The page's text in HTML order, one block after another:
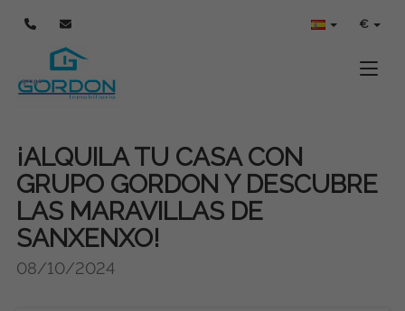
€
¡ALQUILA TU CASA CON
GRUPO GORDON Y DESCUBRE
LAS MARAVILLAS DE
SANXENXO!
08/10/2024